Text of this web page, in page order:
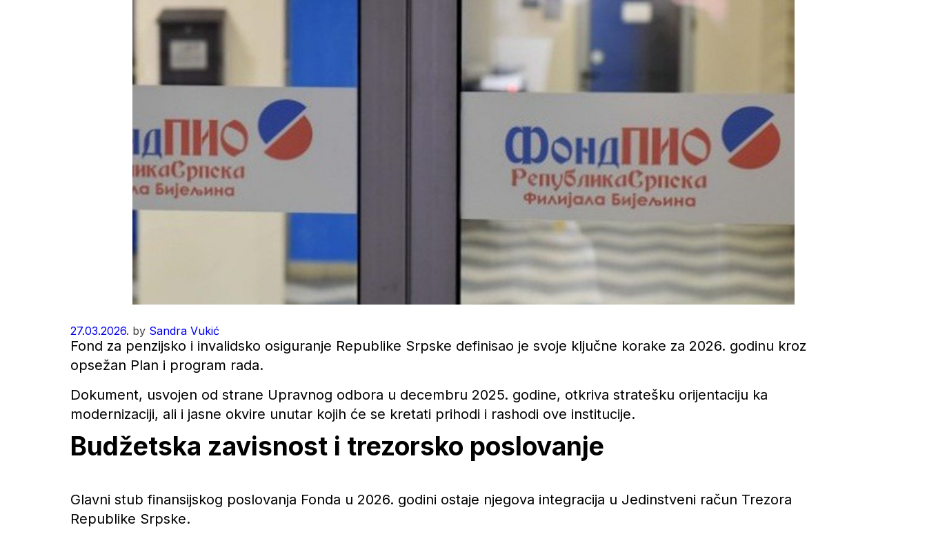
27.03.2026. by Sandra Vukić
Fond za penzijsko i invalidsko osiguranje Republike Srpske definisao je svoje ključne korake za 2026. godinu kroz
opsežan Plan i program rada.
Dokument, usvojen od strane Upravnog odbora u decembru 2025. godine, otkriva stratešku orijentaciju ka
modernizaciji, ali i jasne okvire unutar kojih će se kretati prihodi i rashodi ove institucije.
Budžetska zavisnost i trezorsko poslovanje
Glavni stub finansijskog poslovanja Fonda u 2026. godini ostaje njegova integracija u Jedinstveni račun Trezora
Republike Srpske.